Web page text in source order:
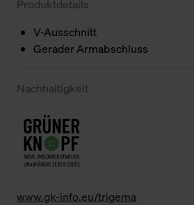
Produktdetails
V-Ausschnitt
Gerader Armabschluss
Nachhaltigkeit
www.gk-info.eu/trigema